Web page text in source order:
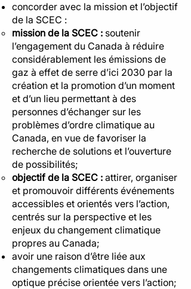
concorder avec la mission et l’objectif
de la SCEC :
mission de la SCEC : soutenir
l’engagement du Canada à réduire
considérablement les émissions de
gaz à effet de serre d’ici 2030 par la
création et la promotion d’un moment
et d’un lieu permettant à des
personnes d’échanger sur les
problèmes d’ordre climatique au
Canada, en vue de favoriser la
recherche de solutions et l’ouverture
de possibilités;
objectif de la SCEC : attirer, organiser
et promouvoir différents événements
accessibles et orientés vers l’action,
centrés sur la perspective et les
enjeux du changement climatique
propres au Canada;
avoir une raison d’être liée aux
changements climatiques dans une
optique précise orientée vers l’action;